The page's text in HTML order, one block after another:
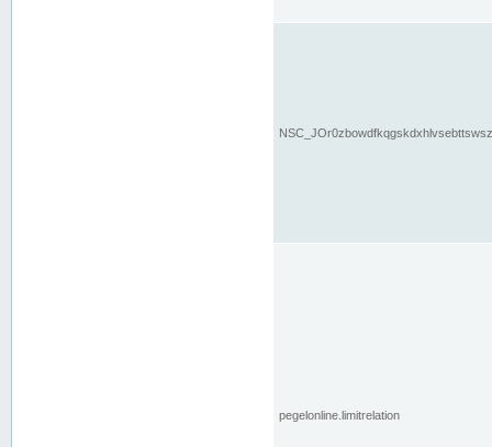
pegelonline.limitrelation